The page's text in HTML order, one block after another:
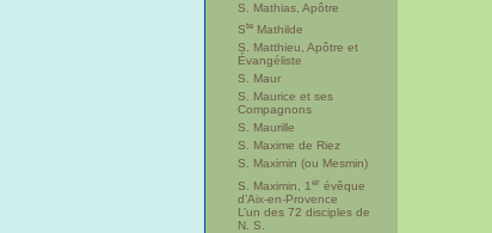
S. Mathias, Apôtre
Ste Mathilde
S. Matthieu, Apôtre et
Évangéliste
S. Maur
S. Maurice et ses
Compagnons
S. Maurille
S. Maxime de Riez
S. Maximin (ou Mesmin)
S. Maximin, 1 er évêque
d’Aix-en-Provence
L’un des 72 disciples de
N. S.